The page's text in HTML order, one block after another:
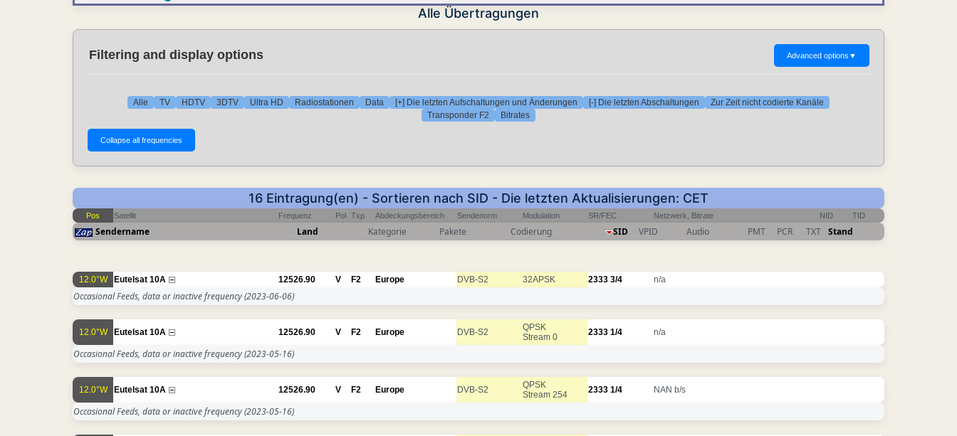
Alle Übertragungen
Filtering and display options Advanced options ▼
Alle TV HDTV 3DTV Ultra HD Radiostationen Data [+] Die letzten Aufschaltungen und Änderungen [-] Die letzten Abschaltungen
Zur Zeit nicht codierte Kanäle
Transponder F2
Bitrates
16 Eintragung(en) - Sortieren nach SID - Die letzten Aktualisierungen: CET
Pos Satellit Frequenz Pol Txp Abdeckungsbereich Sendenorm Modulation SR/FEC Netzwerk, Bitrate NID TID
Sendername Land Kategorie Pakete Codierung SID VPID Audio PMT PCR TXT Stand
12.0°W Eutelsat 10A 12526.90 V F2 Europe DVB-S2 32APSK 2333 3/4 n/a
Occasional Feeds, data or inactive frequency(2023-06-06)
12.0°W Eutelsat 10A 12526.90 V F2 Europe DVB-S2
QPSK
Stream 0
2333 1/4 n/a
Occasional Feeds, data or inactive frequency(2023-05-16)
12.0°W Eutelsat 10A 12526.90 V F2 Europe DVB-S2
QPSK
Stream 254
2333 1/4 NAN b/s
Occasional Feeds, data or inactive frequency(2023-05-16)